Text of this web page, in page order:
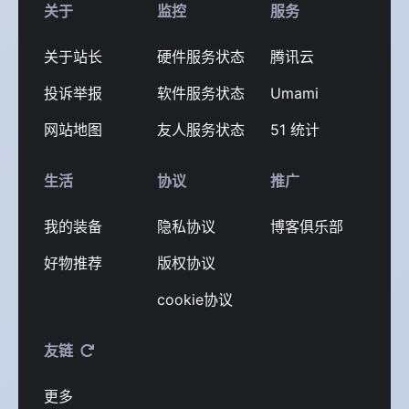
关于
关于站长
投诉举报
网站地图
监控
硬件服务状态
软件服务状态
友人服务状态
服务
腾讯云
Umami
51 统计
生活
我的装备
好物推荐
协议
隐私协议
版权协议
cookie协议
推广
博客俱乐部
友链
更多